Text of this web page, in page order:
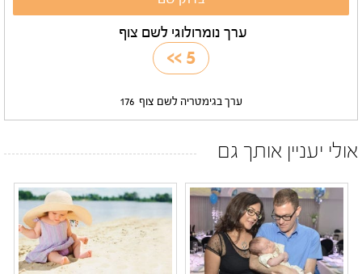
ערך נומרולוגי לשם צוף
5
>>
ערך בגימטריה לשם צוף 176
אולי יעניין אותך גם